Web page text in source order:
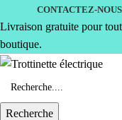
CONTACTEZ-NOUS
Livraison gratuite pour
boutique.
Recherche